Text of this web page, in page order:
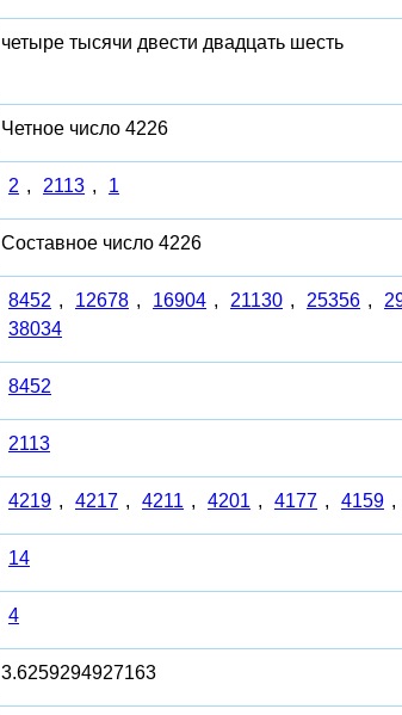
четыре тысячи двести двадцать шесть
Четное число 4226
2 , 2113 , 1
Составное число 4226
8452 , 12678 , 16904 , 21130 , 25356 ,
38034
8452
2113
4219 , 4217 , 4211 , 4201 , 4177 , 4159 ,
14
4
3.6259294927163